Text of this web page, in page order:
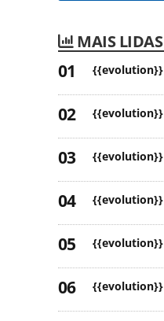
MAIS LIDAS
{{evolution}}
{{evolution}}
{{evolution}}
{{evolution}}
{{evolution}}
{{evolution}}